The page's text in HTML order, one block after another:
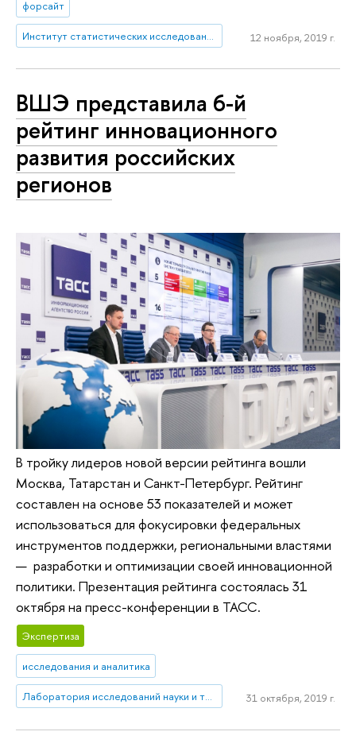
форсайт
12 ноября, 2019 г.
ВШЭ представила 6-й
рейтинг инновационного
развития российских
регионов
В тройку лидеров новой версии рейтинга вошли
Москва, Татарстан и Санкт-Петербург. Рейтинг
составлен на основе 53 показателей и может
использоваться для фокусировки федеральных
инструментов поддержки, региональными властями
— разработки и оптимизации своей инновационной
политики. Презентация рейтинга состоялась 31
октября на пресс-конференции в ТАСС.
Экспертиза
исследования и аналитика
Лаборатория исследований науки и технологий 31 октября, 2019 г.